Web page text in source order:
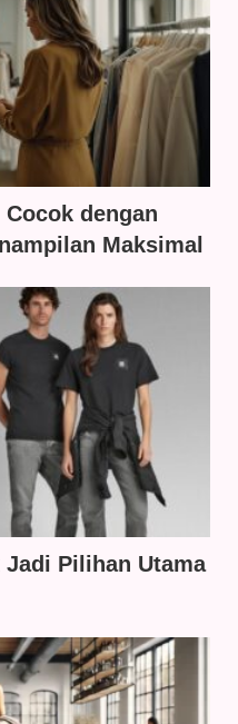
dengan
Maksimal
Jadi Pilihan Utama